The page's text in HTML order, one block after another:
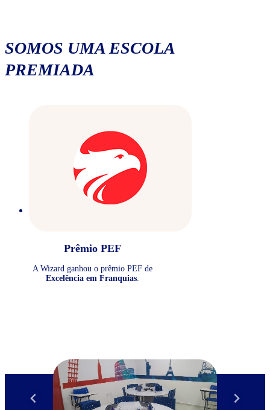
SOMOS UMA ESCOLA
PREMIADA
Prêmio PEF
A Wizard ganhou o prêmio PEF de
Excelência em Franquias.